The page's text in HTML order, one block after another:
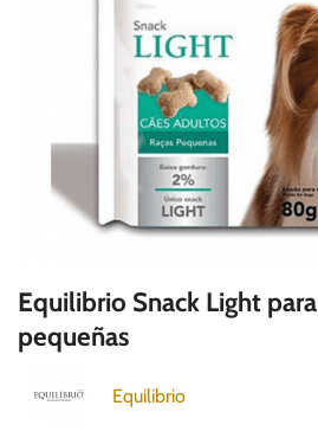
Equilibrio Snack Light
pequeñas
Equilibrio